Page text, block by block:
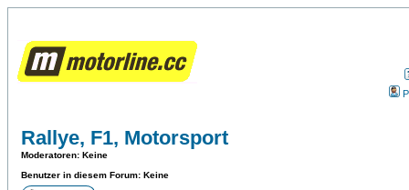
Rallye, F1, Motorsport
Moderatoren: Keine
Benutzer in diesem Forum: Keine